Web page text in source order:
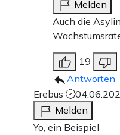
Melden
Auch die
19
Antworten
Erebus
Melden
Yo, ein Beispiel